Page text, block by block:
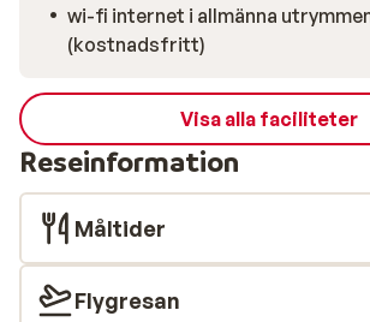
wi-fi internet i allmänna
(kostnadsfritt)
Visa alla faciliteter
Reseinformation
Måltider
Flygresan